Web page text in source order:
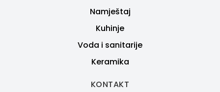
Namještaj
Kuhinje
Voda i sanitarije
Keramika
KONTAKT